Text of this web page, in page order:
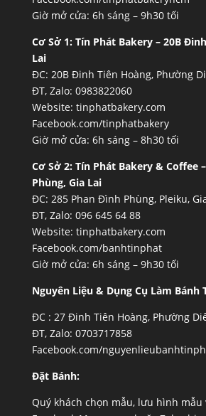
Giờ mở cửa: 6h sáng – 9h30 tối
Cơ Sở 1: Tín Phát Bakery – 20B
Lai
ĐC: 20B Đinh Tiên Hoàng, Phường
ĐT, Zalo: 0983822060
Website: tinphatbakery.com
Facebook.com/tinphatbakery
Giờ mở cửa: 6h sáng – 8h30 tối
Cơ Sở 2: Tín Phát Bakery & Coffee
Phùng, Gia Lai
ĐC: 285 Phan Đình Phùng, Pleiku,
ĐT, Zalo: 096 645 64 88
Website: tinphatbakery.com
Facebook.com/banhtinphat
Giờ mở cửa: 6h sáng – 9h30 tối
Nguyên Liệu & Dụng Cụ Làm Bánh
ĐC : 27 Đinh Tiên Hoàng, Phường
ĐT, Zalo: 0703717858
Facebook.com/
Đặt Bánh:
Quý khách chọn mẫu, lưu hình mẫu